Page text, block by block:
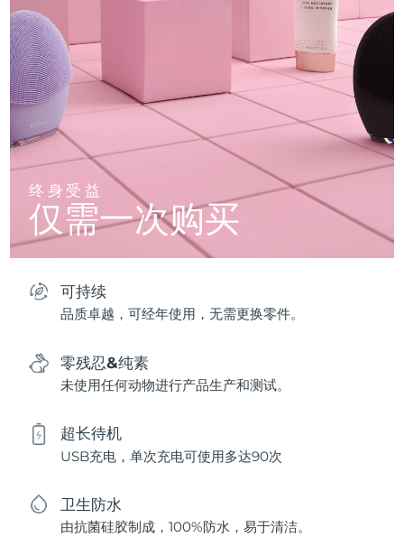
终身受益
仅需一次购买
可持续
品质卓越，可经年使用，无需更换零件。
零残忍&纯素
未使用任何动物进行产品生产和测试。
超长待机
USB充电，单次充电可使用多达90次
卫生防水
由抗菌硅胶制成，100%防水，易于清洁。